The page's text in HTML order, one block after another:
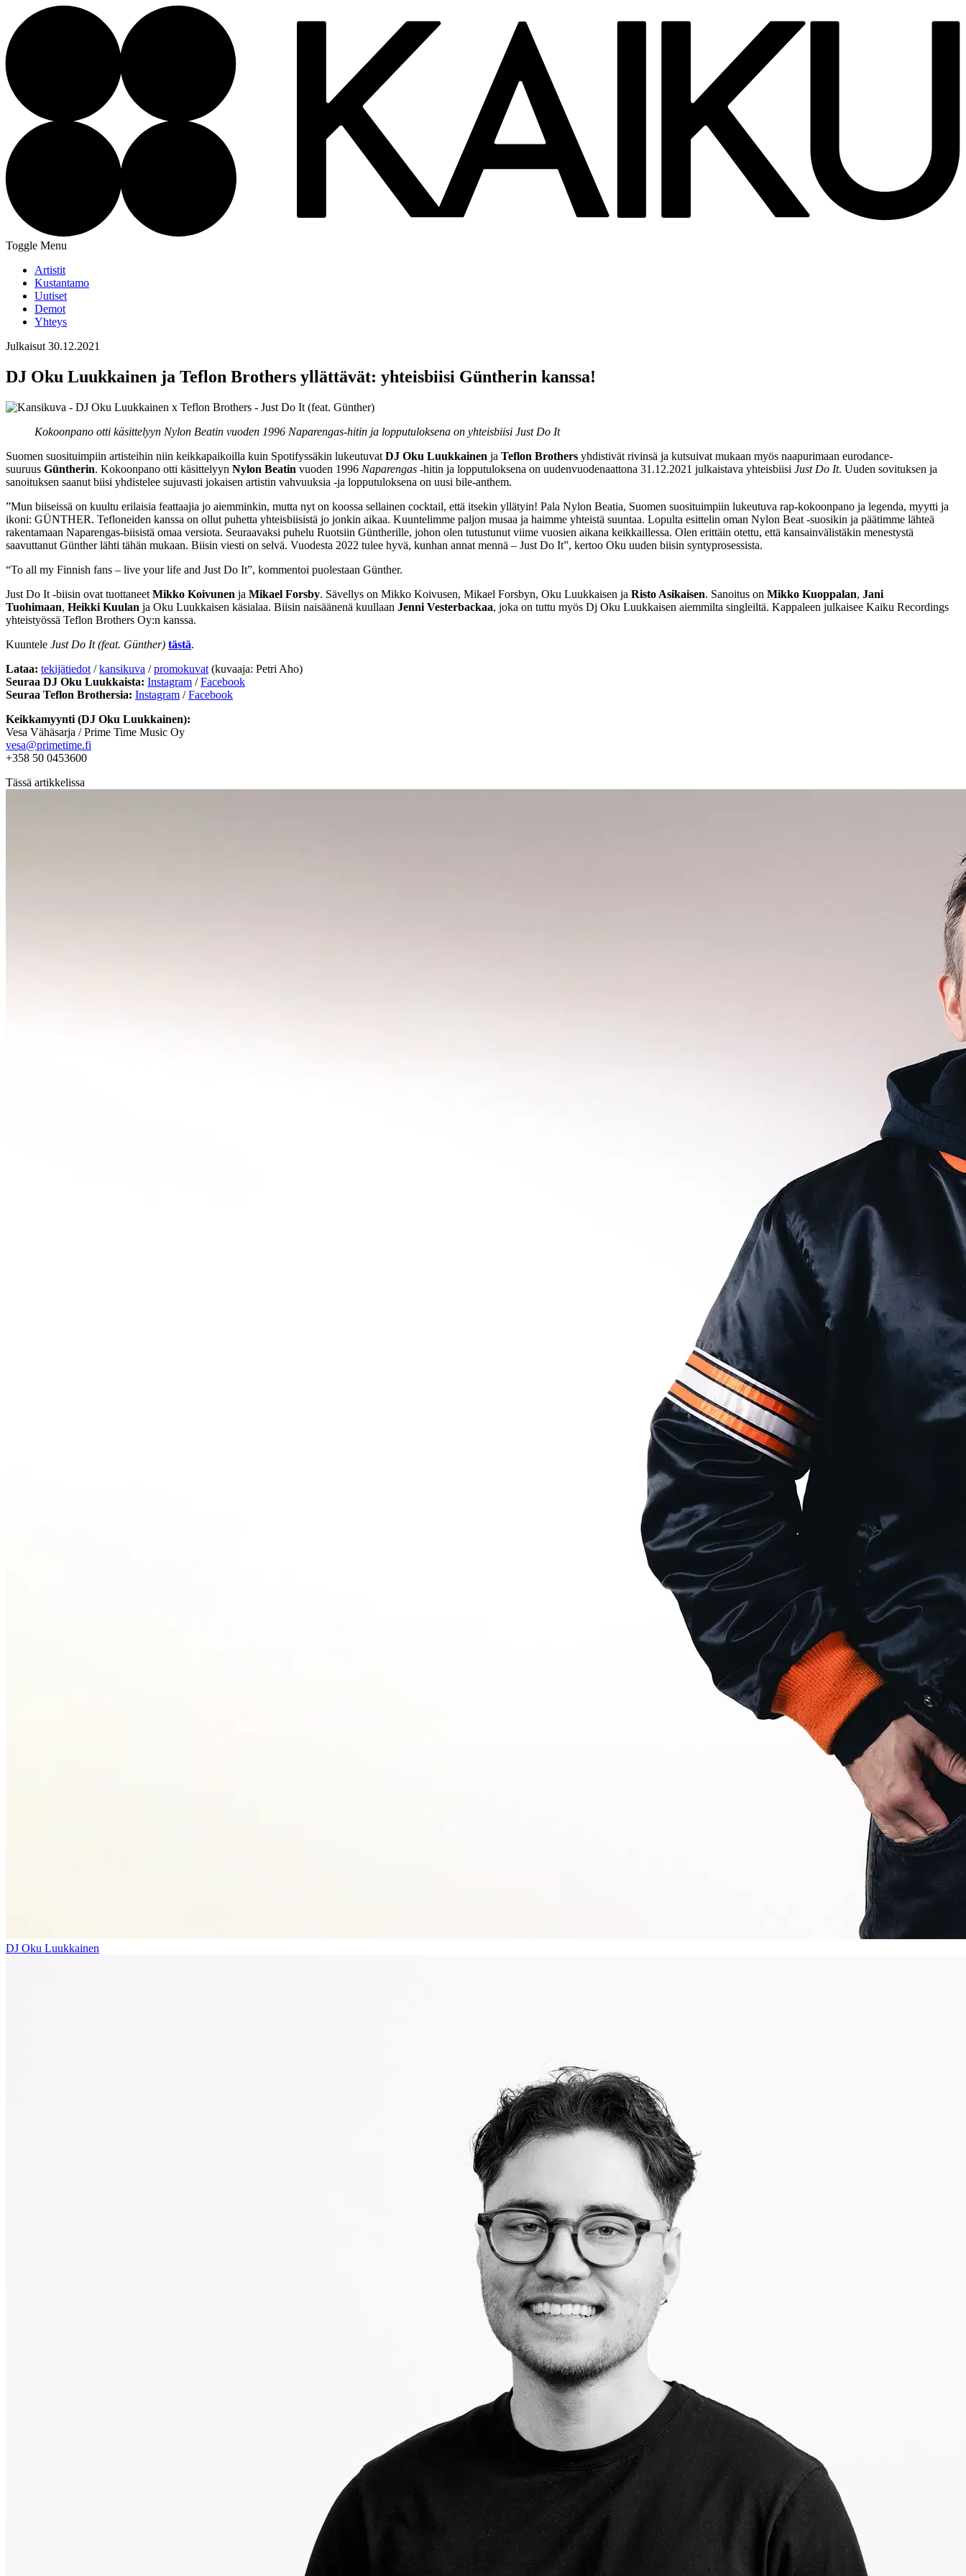
Toggle Menu
Artistit
Kustantamo
Uutiset
Demot
Yhteys
Julkaisut 30.12.2021
DJ Oku Luukkainen ja Teflon Brothers yllättävät: yhteisbiisi Güntherin kanssa!
Kokoonpano otti käsittelyyn Nylon Beatin vuoden 1996 Naparengas-hitin ja lopputuloksena on yhteisbiisi Just Do It
Suomen suosituimpiin artisteihin niin keikkapaikoilla kuin Spotifyssäkin lukeutuvat DJ Oku Luukkainen ja Teflon Brothers yhdistivät rivinsä ja kutsuivat mukaan myös naapurimaan eurodance-
suuruus Güntherin. Kokoonpano otti käsittelyyn Nylon Beatin vuoden 1996 Naparengas -hitin ja lopputuloksena on uudenvuodenaattona 31.12.2021 julkaistava yhteisbiisi Just Do It. Uuden sovituksen ja
sanoituksen saanut biisi yhdistelee sujuvasti jokaisen artistin vahvuuksia -ja lopputuloksena on uusi bile-anthem.
”Mun biiseissä on kuultu erilaisia feattaajia jo aiemminkin, mutta nyt on koossa sellainen cocktail, että itsekin yllätyin! Pala Nylon Beatia, Suomen suosituimpiin lukeutuva rap-kokoonpano ja legenda, myytti ja
ikoni: GÜNTHER. Tefloneiden kanssa on ollut puhetta yhteisbiisistä jo jonkin aikaa. Kuuntelimme paljon musaa ja haimme yhteistä suuntaa. Lopulta esittelin oman Nylon Beat -suosikin ja päätimme lähteä
rakentamaan Naparengas-biisistä omaa versiota. Seuraavaksi puhelu Ruotsiin Güntherille, johon olen tutustunut viime vuosien aikana keikkaillessa. Olen erittäin otettu, että kansainvälistäkin menestystä
saavuttanut Günther lähti tähän mukaan. Biisin viesti on selvä. Vuodesta 2022 tulee hyvä, kunhan annat mennä – Just Do It”, kertoo Oku uuden biisin syntyprosessista.
“To all my Finnish fans – live your life and Just Do It”, kommentoi puolestaan Günther.
Just Do It -biisin ovat tuottaneet Mikko Koivunen ja Mikael Forsby. Sävellys on Mikko Koivusen, Mikael Forsbyn, Oku Luukkaisen ja Risto Asikaisen. Sanoitus on Mikko Kuoppalan, Jani
Tuohimaan, Heikki Kuulan ja Oku Luukkaisen käsialaa. Biisin naisäänenä kuullaan Jenni Vesterbackaa, joka on tuttu myös Dj Oku Luukkaisen aiemmilta singleiltä. Kappaleen julkaisee Kaiku Recordings
yhteistyössä Teflon Brothers Oy:n kanssa.
Kuuntele Just Do It (feat. Günther) tästä.
Lataa: tekijätiedot /kansikuva /promokuvat (kuvaaja: Petri Aho)
Seuraa DJ Oku Luukkaista: Instagram /Facebook
Seuraa Teflon Brothersia: Instagram /Facebook
Keikkamyynti (DJ Oku Luukkainen):
Vesa Vähäsarja / Prime Time Music Oy
vesa@primetime.fi
+358 50 0453600
Tässä artikkelissa
DJ Oku Luukkainen